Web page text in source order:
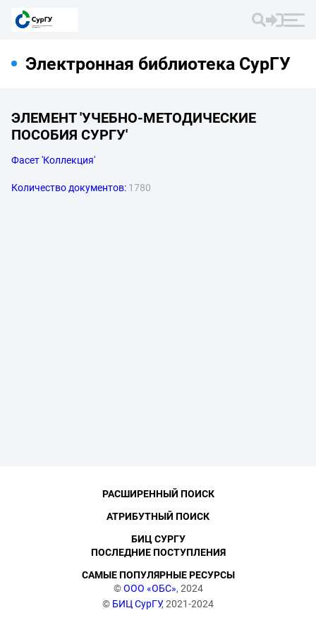
Электронная библиотека СурГУ
ЭЛЕМЕНТ 'УЧЕБНО-МЕТОДИЧЕСКИЕ
ПОСОБИЯ СУРГУ'
Фасет 'Коллекция'
Количество документов: 1780
©ООО «ОБС», 2024
© БИЦ СурГУ, 2021-2024
РАСШИРЕННЫЙ ПОИСК
АТРИБУТНЫЙ ПОИСК
БИЦ СУРГУ
ПОСЛЕДНИЕ ПОСТУПЛЕНИЯ
САМЫЕ ПОПУЛЯРНЫЕ РЕСУРСЫ